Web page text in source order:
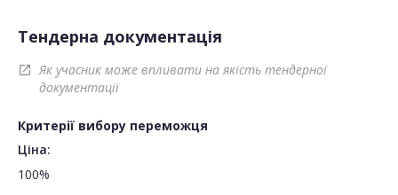
Тендерна документація
open_in_new
Як учасник може впливати на якість тендерної
документації
Критерії вибору переможця
Ціна:
100%